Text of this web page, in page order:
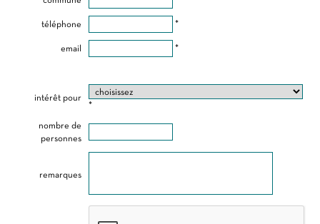
téléphone *
email *
intérêt pour
*
nombre de
personnes
remarques